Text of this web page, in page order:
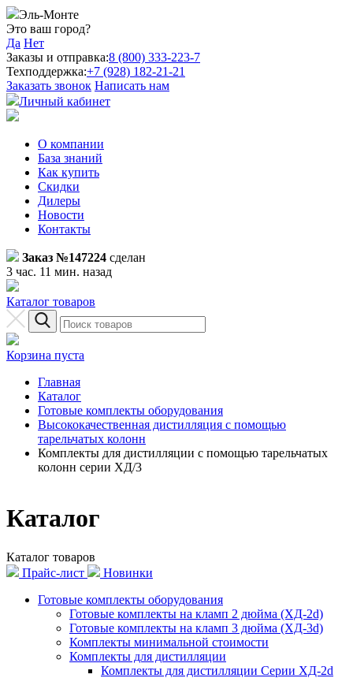
Эль-Монте
Это ваш город?
Да Нет
Заказы и отправка:8 (800) 333-223-7
Техподдержка:+7 (928) 182-21-21
Заказать звонок Написать нам
Личный кабинет
О компании
База знаний
Как купить
Скидки
Дилеры
Новости
Контакты
Заказ №147224 сделан
3 час. 11 мин. назад
Каталог товаров
Корзина пуста
Главная
Каталог
Готовые комплекты оборудования
Высококачественная дистилляция с помощью
тарельчатых колонн
Комплекты для дистилляции с помощью тарельчатых
колонн серии ХД/3
Каталог
Каталог товаров
Прайс-лист
Новинки
Готовые комплекты оборудования
Готовые комплекты на кламп 2 дюйма (ХД-2d)
Готовые комплекты на кламп 3 дюйма (ХД-3d)
Комплекты минимальной стоимости
Комплекты для дистилляции
Комплекты для дистилляции Серии ХД-2d